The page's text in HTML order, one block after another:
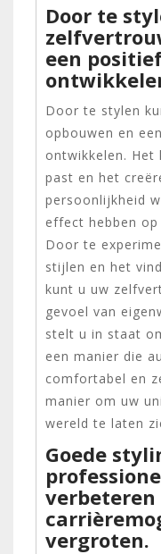
Door te
een
Door te stylen
opbouwen en
ontwikkelen. Het
past en het
persoonlijkheid
effect hebben
Door te
stijlen en het
kunt u uw
gevoel van
stelt u in staat
een manier die
comfortabel en
manier om uw
wereld te laten
Goede
verbeteren
vergroten.